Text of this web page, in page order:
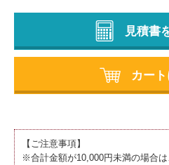
見積書
カー
【ご注意事項】
※合計金額が10,000円未満の場合